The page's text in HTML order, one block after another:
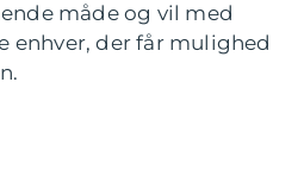
måde og vil med
enhver, der får mulighed